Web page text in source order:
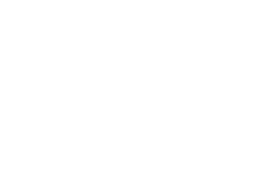
אחר ההזמנות
מהיר יותר